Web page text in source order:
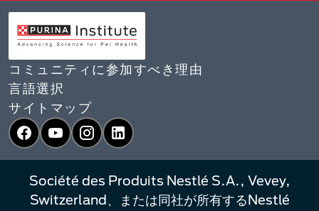
コミュニティに参加すべき理由
言語選択​
サイトマップ
Facebook
YouTubeInstagram
LinkedIn
Société des Produits Nestlé S.A., Vevey,
Switzerland、または同社が所有するNestlé